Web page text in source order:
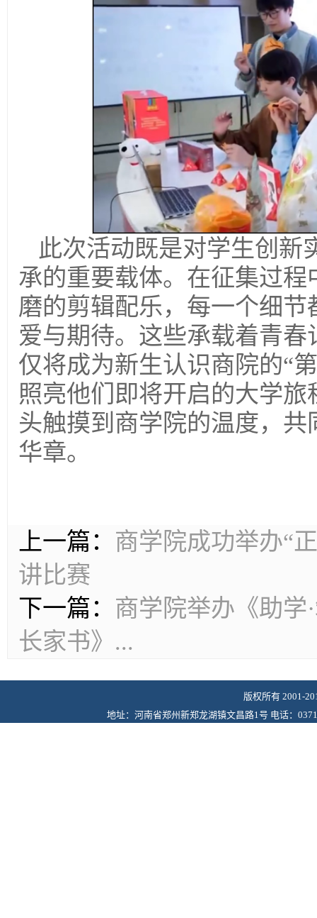
此次活动既是对学生创新
承的重要载体。在征集过
磨的剪辑配乐，每一个细
爱与期待。这些承载着青
仅将成为新生认识商院的“
照亮他们即将开启的大学
头触摸到商学院的温度，
华章。
上一篇： 商学院成功举办“
讲比赛
下一篇： 商学院举办《助学
长家书》...
版权所有 2001-
地址：河南省郑州新郑龙湖镇文昌路1号 电话：